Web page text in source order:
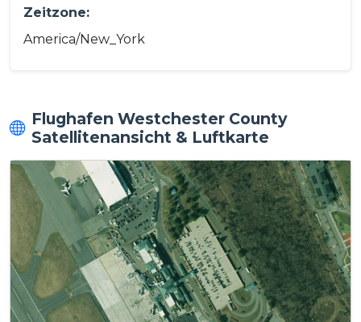
Zeitzone:
America/New_York
Flughafen Westchester County
Satellitenansicht & Luftkarte